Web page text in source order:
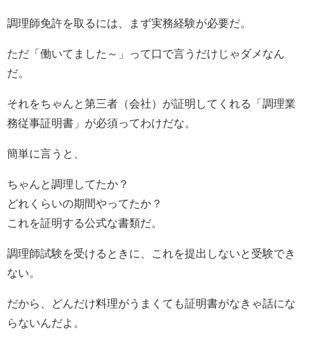
調理師免許を取るには、まず実務経験が必要だ。
ただ「働いてました～」って口で言うだけじゃダメなん
だ。
それをちゃんと第三者（会社）が証明してくれる「調理業
務従事証明書」が必須ってわけだな。
簡単に言うと、
ちゃんと調理してたか？
どれくらいの期間やってたか？
これを証明する公式な書類だ。
調理師試験を受けるときに、これを提出しないと受験でき
ない。
だから、どんだけ料理がうまくても証明書がなきゃ話にな
らないんだよ。